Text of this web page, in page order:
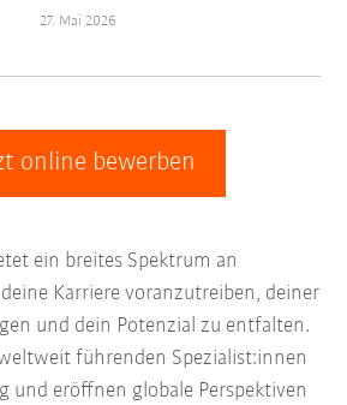
27. Mai 2026
online bewerben
ein breites Spektrum an
Karriere voranzutreiben, deiner
und dein Potenzial zu entfalten.
führenden Spezialist:innen
und eröffnen globale Perspektiven